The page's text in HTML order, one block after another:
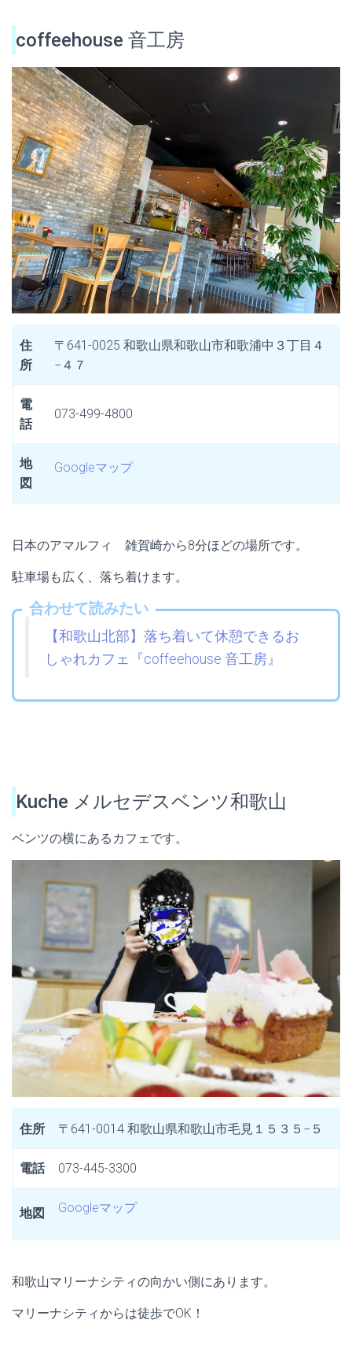
coffeehouse 音工房
住
所
〒641-0025 和歌山県和歌山市和歌浦中３丁目４
−４７
電
話
073-499-4800
地
図
Googleマップ
日本のアマルフィ 雑賀崎から8分ほどの場所です。
駐車場も広く、落ち着けます。
合わせて読みたい
【和歌山北部】落ち着いて休憩できるお
しゃれカフェ『coffeehouse 音工房』
Kuche メルセデスベンツ和歌山
ベンツの横にあるカフェです。
住所 〒641-0014 和歌山県和歌山市毛見１５３５−５
電話 073-445-3300
地図 Googleマップ
和歌山マリーナシティの向かい側にあります。
マリーナシティからは徒歩でOK！